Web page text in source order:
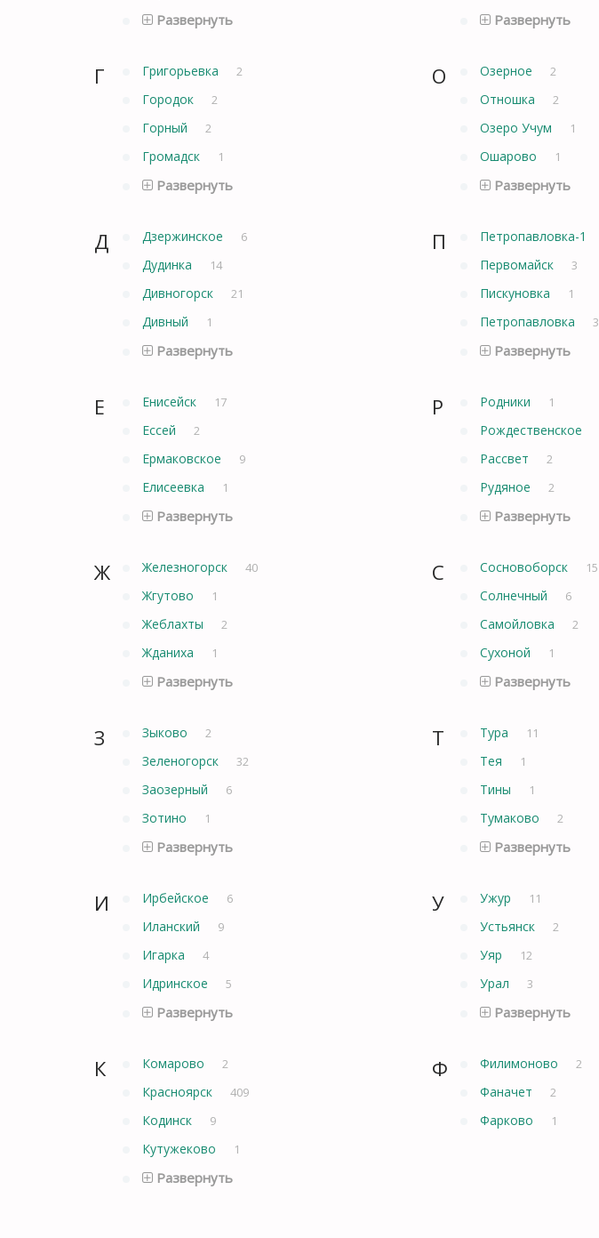
Развернуть
Г Григорьевка 2
Городок 2
Горный 2
Громадск 1
Развернуть
Д Дзержинское 6
Дудинка 14
Дивногорск 21
Дивный 1
Развернуть
Е Енисейск 17
Ессей 2
Ермаковское 9
Елисеевка 1
Развернуть
Ж Железногорск 40
Жгутово 1
Жеблахты 2
Жданиха 1
Развернуть
З Зыково 2
Зеленогорск 32
Заозерный 6
Зотино 1
Развернуть
И Ирбейское 6
Иланский 9
Игарка 4
Идринское 5
Развернуть
К Комарово 2
Красноярск 409
Кодинск 9
Кутужеково 1
Развернуть
Развернуть
О Озерное 2
Отношка 2
Озеро Учум 1
Ошарово 1
Развернуть
П Петропавловка-1
Первомайск 3
Пискуновка 1
Петропавловка 3
Развернуть
Р Родники 1
Рождественское
Рассвет 2
Рудяное 2
Развернуть
С Сосновоборск 15
Солнечный 6
Самойловка 2
Сухоной 1
Развернуть
Т Тура 11
Тея 1
Тины 1
Тумаково 2
Развернуть
У Ужур 11
Устьянск 2
Уяр 12
Урал 3
Развернуть
Ф Филимоново 2
Фаначет 2
Фарково 1